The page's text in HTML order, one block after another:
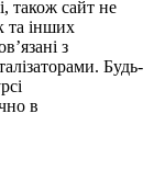
також сайт не
та інших
з
Будь-
в